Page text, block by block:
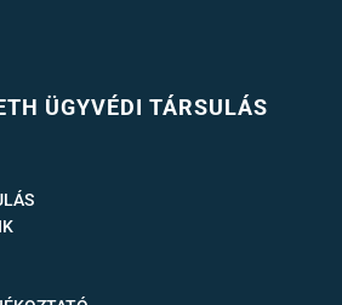
ÜGYVÉDI TÁRSULÁS